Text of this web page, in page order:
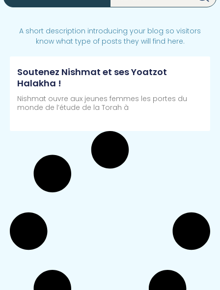
A short description introducing your blog so visitors
know what type of posts they will find here.
Soutenez Nishmat et ses Yoatzot
Halakha !
Nishmat ouvre aux jeunes femmes les portes du
monde de l’étude de la Torah à